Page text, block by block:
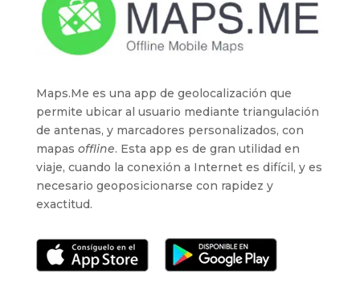
Maps.Me es una app de geolocalización que
permite ubicar al usuario mediante triangulación
de antenas, y marcadores personalizados, con
mapas offline. Esta app es de gran utilidad en
viaje, cuando la conexión a Internet es difícil, y es
necesario geoposicionarse con rapidez y
exactitud.